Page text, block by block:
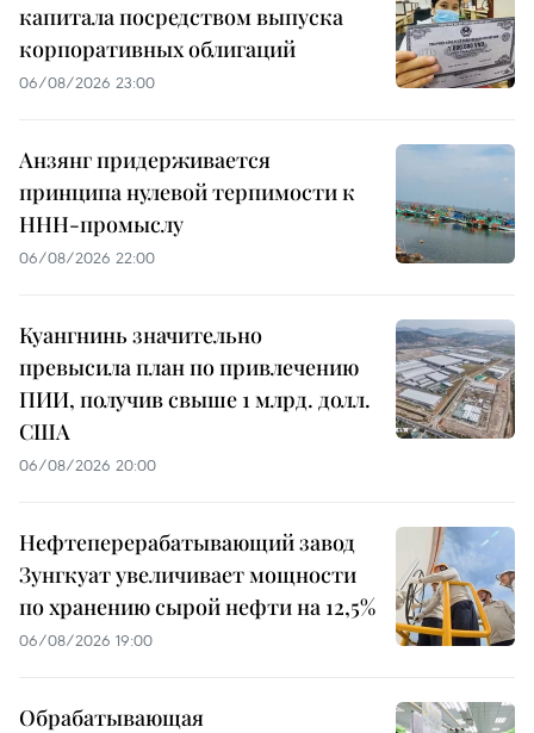
капитала посредством выпуска
корпоративных облигаций
06/08/2026 23:00
Анзянг придерживается
принципа нулевой терпимости к
ННН-промыслу
06/08/2026 22:00
Куангнинь значительно
превысила план по привлечению
ПИИ, получив свыше 1 млрд. долл.
США
06/08/2026 20:00
Нефтеперерабатывающий завод
Зунгкуат увеличивает мощности
по хранению сырой нефти на 12,5%
06/08/2026 19:00
Обрабатывающая